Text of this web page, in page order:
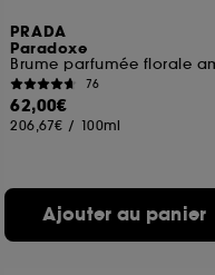
PRADA
Paradoxe
76
62,00€
206,67€ / 100ml
Ajouter au panier